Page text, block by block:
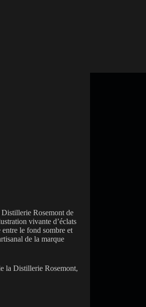
Rosemont de
vivante d’éclats
le fond sombre et
de la marque
la Distillerie Rosemont,